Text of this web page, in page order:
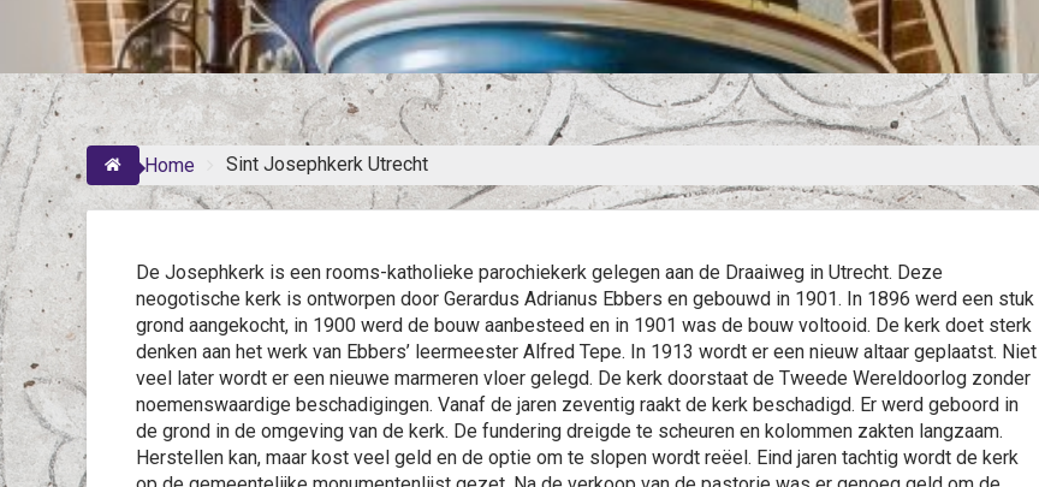
Home Sint Josephkerk Utrecht
De Josephkerk is een rooms-katholieke parochiekerk gelegen aan de Draaiweg in Utrecht. Deze
neogotische kerk is ontworpen door Gerardus Adrianus Ebbers en gebouwd in 1901. In 1896 werd een stuk
grond aangekocht, in 1900 werd de bouw aanbesteed en in 1901 was de bouw voltooid. De kerk doet sterk
denken aan het werk van Ebbers’ leermeester Alfred Tepe. In 1913 wordt er een nieuw altaar geplaatst. Niet
veel later wordt er een nieuwe marmeren vloer gelegd. De kerk doorstaat de Tweede Wereldoorlog zonder
noemenswaardige beschadigingen. Vanaf de jaren zeventig raakt de kerk beschadigd. Er werd geboord in
de grond in de omgeving van de kerk. De fundering dreigde te scheuren en kolommen zakten langzaam.
Herstellen kan, maar kost veel geld en de optie om te slopen wordt reëel. Eind jaren tachtig wordt de kerk